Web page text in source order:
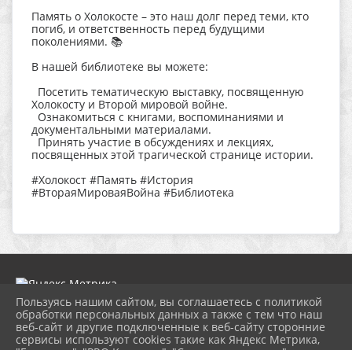
Память о Холокосте – это наш долг перед теми, кто
погиб, и ответственность перед будущими
поколениями. 📚
В нашей библиотеке вы можете:
Посетить тематическую выставку, посвященную
Холокосту и Второй мировой войне.
Ознакомиться с книгами, воспоминаниями и
документальными материалами.
Принять участие в обсуждениях и лекциях,
посвященных этой трагической странице истории.
#Холокост #Память #История
#ВтораяМироваяВойна #Библиотека
2026 г. ngbs.kulturatuapse.ru
Вход
Пользуясь нашим сайтом, вы соглашаетесь с политикой
обработки персональных данных а также с тем что наш
веб-сайт и другие подключенные к веб-сайту сторонние
сервисы используют cookies такие как Яндекс Метрика,